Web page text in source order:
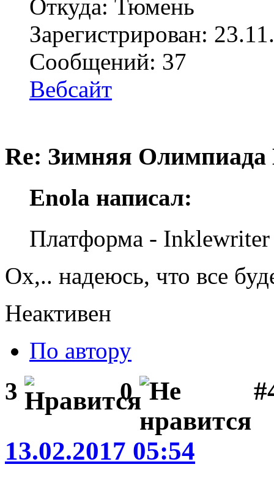
Откуда: Тюмень
Зарегистрирован:
Сообщений: 37
Вебсайт
Re: Зимняя Олимпиада
Enola написал:
Платформа - Inklewriter
Ох,.. надеюсь, что все
Неактивен
По автору
3 0
13.02.2017 05:54